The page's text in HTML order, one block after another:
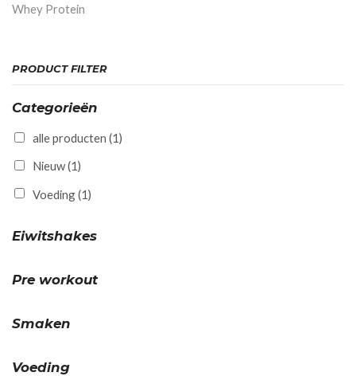
Whey Protein
PRODUCT FILTER
Categorieën
alle producten (1)
Nieuw(1)
Voeding(1)
Eiwitshakes
Pre workout
Smaken
Voeding